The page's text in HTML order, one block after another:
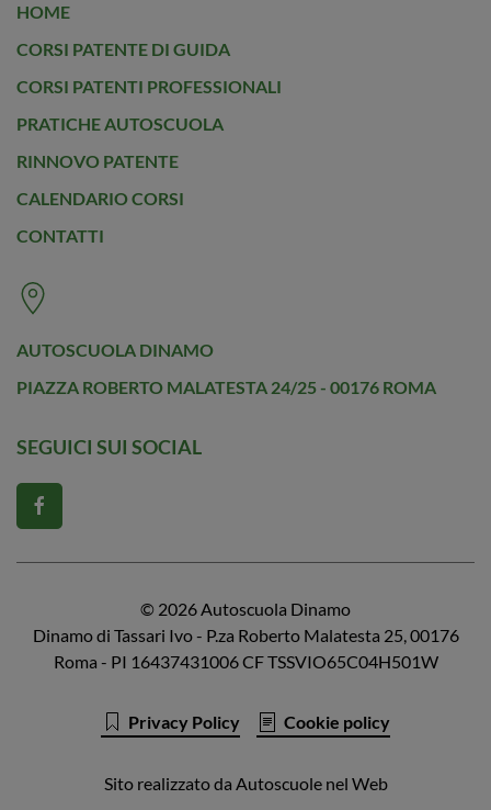
HOME
CORSI PATENTE DI GUIDA
CORSI PATENTI PROFESSIONALI
PRATICHE AUTOSCUOLA
RINNOVO PATENTE
CALENDARIO CORSI
CONTATTI
AUTOSCUOLA DINAMO
PIAZZA ROBERTO MALATESTA 24/25 - 00176 ROMA
SEGUICI SUI SOCIAL
© 2026Autoscuola Dinamo
Dinamo di Tassari Ivo - P.za Roberto Malatesta 25, 00176
Roma - PI 16437431006 CF TSSVIO65C04H501W
Privacy Policy Cookie policy
Sito realizzato da Autoscuole nel Web